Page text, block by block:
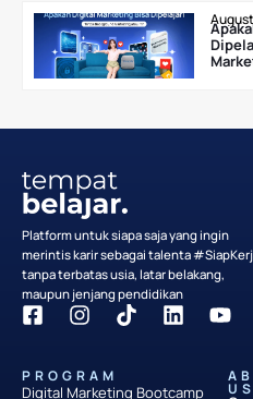
Platform untuk siapa saja yang ingin
merintis karir sebagai talenta
tanpa terbatas usia, latar belakang,
maupun jenjang pendidikan
PROGRAM
Digital Marketing Bootcamp US